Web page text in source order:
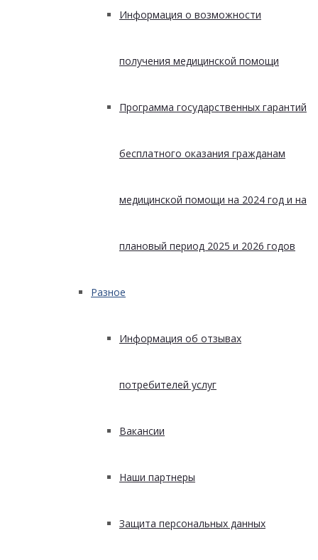
Информация о возможности
получения медицинской помощи
Программа государственных гарантий
бесплатного оказания гражданам
медицинской помощи на 2024 год и на
плановый период 2025 и 2026 годов
Разное
Информация об отзывах
потребителей услуг
Вакансии
Наши партнеры
Защита персональных данных